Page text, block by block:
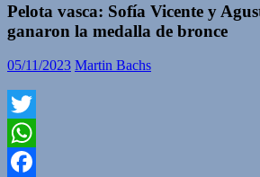
Pelota vasca: Sofía Vicente y
ganaron la medalla de bronce
05/11/2023 Martin Bachs
Twitter
WhatsApp